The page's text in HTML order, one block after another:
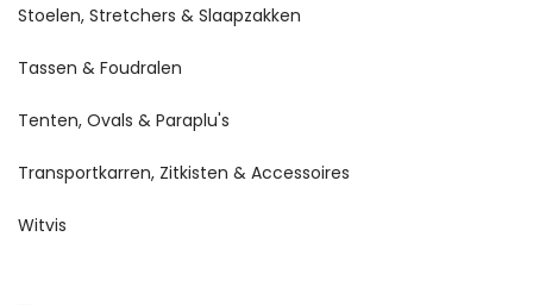
Stoelen, Stretchers & Slaapzakken
Tassen & Foudralen
Tenten, Ovals & Paraplu's
Transportkarren, Zitkisten & Accessoires
Witvis